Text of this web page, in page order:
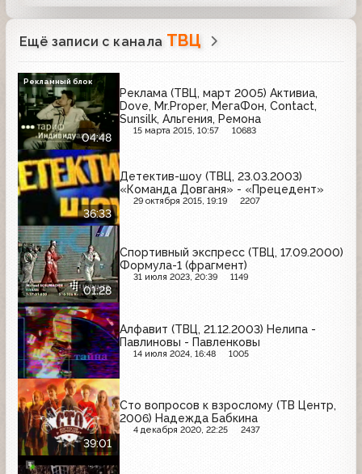
Ещё записи с канала ТВЦ
04:48
Реклама (ТВЦ, март 2005) Активиа,
Dove, Mr.Proper, МегаФон, Contact,
Sunsilk, Альгения, Ремона
15 марта 2015, 10:57 10683
Рекламный блок
36:33
Детектив-шоу (ТВЦ, 23.03.2003)
«Команда Довганя» - «Прецедент»
29 октября 2015, 19:19 2207
01:28
Спортивный экспресс (ТВЦ, 17.09.2000)
Формула-1 (фрагмент)
31 июля 2023, 20:39 1149
Алфавит (ТВЦ, 21.12.2003) Нелипа -
Павлиновы - Павленковы
14 июля 2024, 16:48 1005
39:01
Сто вопросов к взрослому (ТВ Центр,
2006) Надежда Бабкина
4 декабря 2020, 22:25 2437